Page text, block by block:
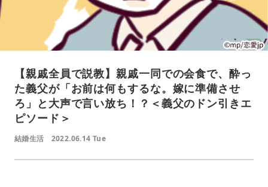
【親戚全員で説教】親戚一同での会食で、酔っ
た義父が「お前は何もするな。嫁に準備させ
ろ」と大声で言い放ち！？＜義父のドン引きエ
ピソード＞
結婚生活 2022.06.14 Tue